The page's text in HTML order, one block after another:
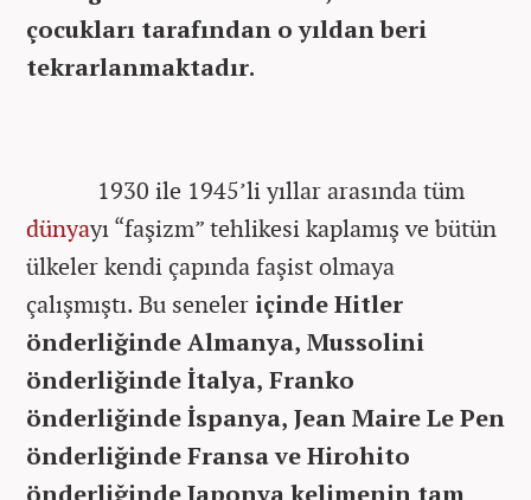
çocukları tarafından o yıldan beri
tekrarlanmaktadır.
1930 ile 1945’li yıllar arasında tüm
dünyayı “faşizm” tehlikesi kaplamış ve bütün
ülkeler kendi çapında faşist olmaya
çalışmıştı. Bu seneler içinde Hitler
önderliğinde Almanya, Mussolini
önderliğinde İtalya, Franko
önderliğinde İspanya, Jean Maire Le Pen
önderliğinde Fransa ve Hirohito
önderliğinde Japonya kelimenin tam